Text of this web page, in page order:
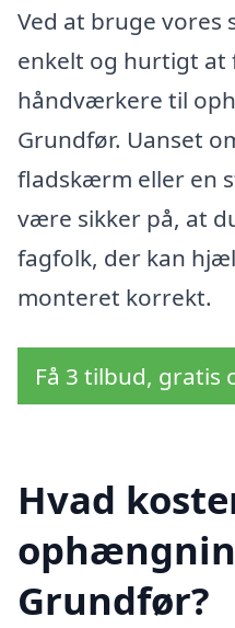
Ved at bruge vores
enkelt og hurtigt at
håndværkere til
Grundfør. Uanset
fladskærm eller en
være sikker på, at
fagfolk, der kan
monteret korrekt.
Få 3 tilbud, gratis
Hvad
Grundfør?